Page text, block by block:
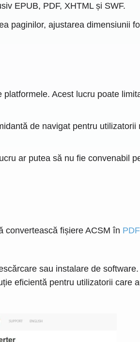
EPUB, PDF, XHTML și SWF.
paginilor, ajustarea dimensiunii
Acest lucru poate
de navigat pentru
ar putea să nu fie convenabil
convertească fișiere ACSM în PDF
sau instalare de
eficientă pentru utilizatorii care